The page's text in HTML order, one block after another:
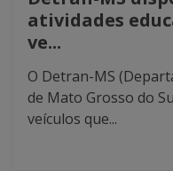
atividades
ve...
O Detran-MS
de Mato Grosso do
veículos que...